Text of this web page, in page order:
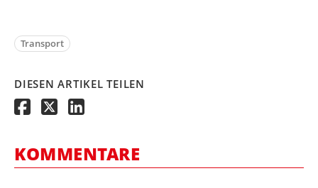
Transport
DIESEN ARTIKEL TEILEN
KOMMENTARE